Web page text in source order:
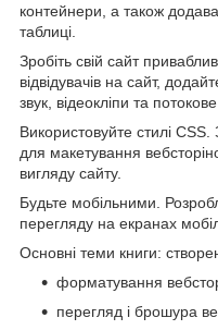
контейнери, а також
таблиці.
Зробіть свій сайт
відвідувачів на сайт,
звук, відеокліпи та
Використовуйте стилі CSS.
для макетування
вигляду сайту.
Будьте мобільними.
перегляду на екранах
Основні теми книги:
форматування
перегляд і брошура